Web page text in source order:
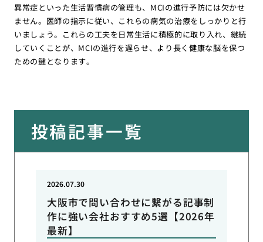
異常症といった生活習慣病の管理も、MCIの進行予防には欠かせ
ません。医師の指示に従い、これらの病気の治療をしっかりと行
いましょう。これらの工夫を日常生活に積極的に取り入れ、継続
していくことが、MCIの進行を遅らせ、より長く健康な脳を保つ
ための鍵となります。
投稿記事一覧
大阪市で問い合わせに繋がる記事制
作に強い会社おすすめ5選【2026年
最新】
2026.07.30